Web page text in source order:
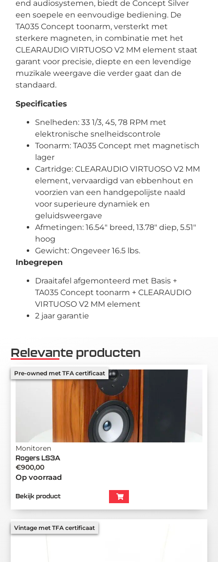
end audiosystemen, biedt de Concept Silver
een soepele en eenvoudige bediening. De
TA035 Concept toonarm, versterkt met
sterkere magneten, in combinatie met het
CLEARAUDIO VIRTUOSO V2 MM element staat
garant voor precisie, diepte en een levendige
muzikale weergave die verder gaat dan de
standaard.
Specificaties
Snelheden: 33 1/3, 45, 78 RPM met
elektronische snelheidscontrole
Toonarm: TA035 Concept met magnetisch
lager
Cartridge: CLEARAUDIO VIRTUOSO V2 MM
element, vervaardigd van ebbenhout en
voorzien van een handgepolijste naald
voor superieure dynamiek en
geluidsweergave
Afmetingen: 16.54″ breed, 13.78″ diep, 5.51″
hoog
Gewicht: Ongeveer 16.5 lbs.
Inbegrepen
Draaitafel afgemonteerd met Basis +
TA035 Concept toonarm + CLEARAUDIO
VIRTUOSO V2 MM element
2 jaar garantie
Relevante producten
Pre-owned met TFA certificaat
Monitoren
Rogers LS3A
€900,00
Op voorraad
Bekijk product
Vintage met TFA certificaat